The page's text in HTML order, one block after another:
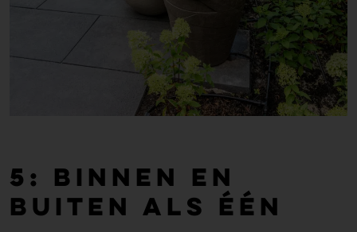
5: Binnen en
buiten als één